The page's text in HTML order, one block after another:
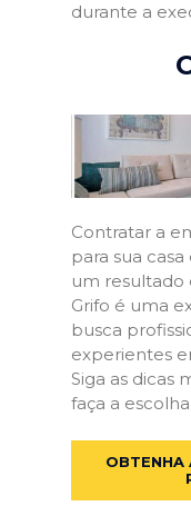
durante a
Contratar a
para sua
um resultado
Grifo é uma
busca
experientes
Siga as dicas
faça a
OBTENHA